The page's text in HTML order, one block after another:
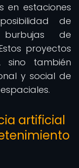
en estaciones
de
de
proyectos
sino también
y social de
artificial